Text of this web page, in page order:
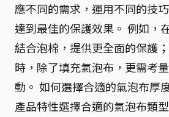
應不同的需求，運用不同的技
達到最佳的保護效果。 例如，
結合泡棉，提供更全面的保護
時，除了填充氣泡布，更需考
動。 如何選擇合適的氣泡布厚
產品特性選擇合適的氣泡布類